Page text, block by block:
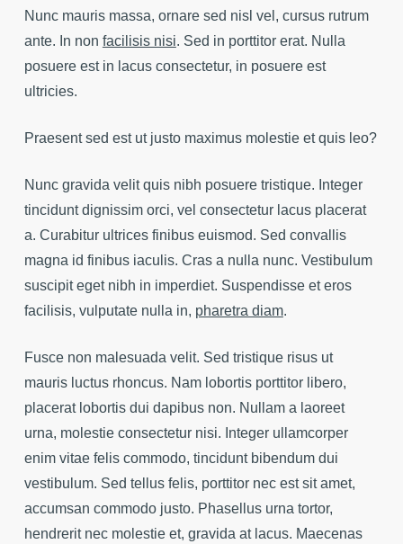
Nunc mauris massa, ornare sed nisl vel, cursus rutrum
ante. In non facilisis nisi. Sed in porttitor erat. Nulla
posuere est in lacus consectetur, in posuere est
ultricies.
Praesent sed est ut justo maximus molestie et quis leo?
Nunc gravida velit quis nibh posuere tristique. Integer
tincidunt dignissim orci, vel consectetur lacus placerat
a. Curabitur ultrices finibus euismod. Sed convallis
magna id finibus iaculis. Cras a nulla nunc. Vestibulum
suscipit eget nibh in imperdiet. Suspendisse et eros
facilisis, vulputate nulla in, pharetra diam.
Fusce non malesuada velit. Sed tristique risus ut
mauris luctus rhoncus. Nam lobortis porttitor libero,
placerat lobortis dui dapibus non. Nullam a laoreet
urna, molestie consectetur nisi. Integer ullamcorper
enim vitae felis commodo, tincidunt bibendum dui
vestibulum. Sed tellus felis, porttitor nec est sit amet,
accumsan commodo justo. Phasellus urna tortor,
hendrerit nec molestie et, gravida at lacus. Maecenas